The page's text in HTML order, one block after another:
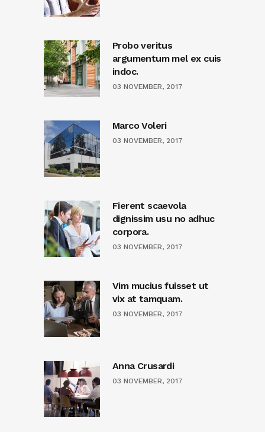
Probo veritus
argumentum mel ex cuis
indoc.
03 NOVEMBER, 2017
Marco Voleri
03 NOVEMBER, 2017
Fierent scaevola
dignissim usu no adhuc
corpora.
03 NOVEMBER, 2017
Vim mucius fuisset ut
vix at tamquam.
03 NOVEMBER, 2017
Anna Crusardi
03 NOVEMBER, 2017